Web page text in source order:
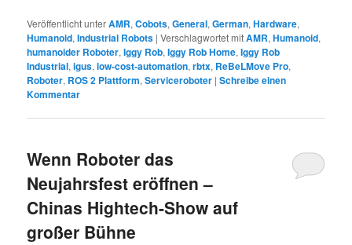
Veröffentlicht unterAMR,Cobots,General,German,Hardware,
Humanoid,Industrial Robots |Verschlagwortet mitAMR,Humanoid,
humanoider Roboter,Iggy Rob,Iggy Rob Home,Iggy Rob
Industrial,igus,low-cost-automation,rbtx, ReBeLMove Pro,
Roboter, ROS 2 Plattform,Serviceroboter |Schreibe einen
Kommentar
Wenn Roboter das
Neujahrsfest eröffnen –
Chinas Hightech-Show auf
großer Bühne